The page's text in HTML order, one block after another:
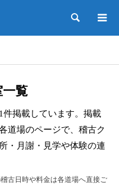
検索
一覧
掲載しています。掲載
道場のページで、稽古ク
・月謝・見学や体験の連
古日時や料金は各道場へ直接ご